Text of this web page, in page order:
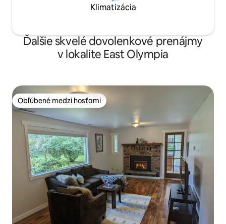
Klimatizácia
Ďalšie skvelé dovolenkové prenájmy
v lokalite East Olympia
Obľúbené medzi hosťami
Obľúbené medzi hosťami